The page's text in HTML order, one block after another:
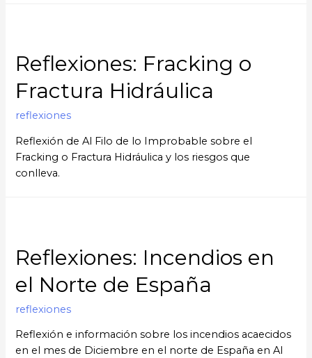
Reflexiones: Fracking o
Fractura Hidráulica
reflexiones
Reflexión de Al Filo de lo Improbable sobre el
Fracking o Fractura Hidráulica y los riesgos que
conlleva.
Reflexiones: Incendios en
el Norte de España
reflexiones
Reflexión e información sobre los incendios acaecidos
en el mes de Diciembre en el norte de España en Al